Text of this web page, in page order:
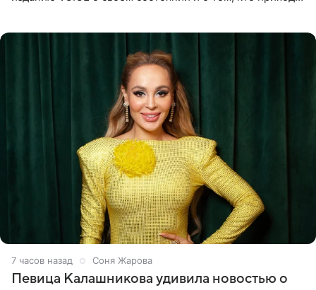
7 часов назад Соня Жарова
Певица Калашникова удивила новостью о